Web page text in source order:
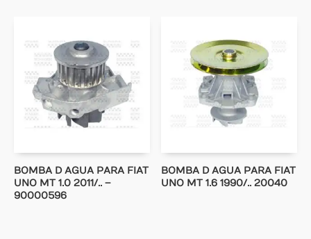
BOMBA D AGUA PARA FIAT
UNO MT 1.0 2011/.. –
90000596
BOMBA D AGUA PARA FIAT
UNO MT 1.6 1990/.. 20040